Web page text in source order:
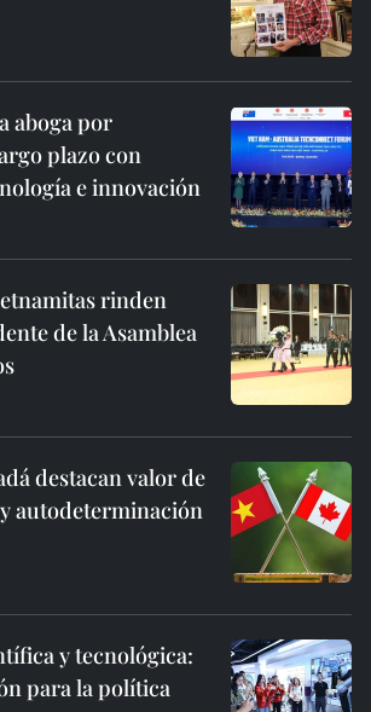
aboga por
plazo con
e innovación
rinden
de la Asamblea
destacan valor de
autodeterminación
y tecnológica:
para la política